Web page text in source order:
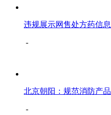
违规展示网售处方药信
-
北京朝阳：规范消防产
-